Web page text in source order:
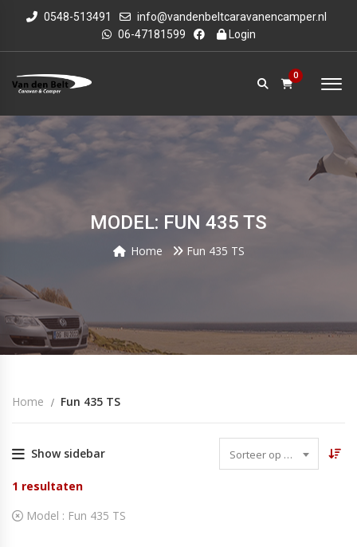
0548-513491
info@vandenbeltcaravanencamper.nl
06-47181599
Login
0
MODEL: FUN 435 TS
Home Fun 435 TS
Home Fun 435 TS
Show sidebar Sorteer op datum
1 resultaten
Model : Fun 435 TS